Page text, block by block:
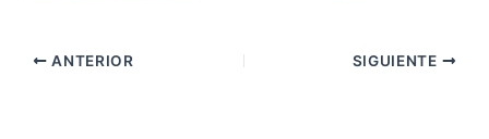
at
s
k
e
m
p
ANTERIOR SIGUIENTE